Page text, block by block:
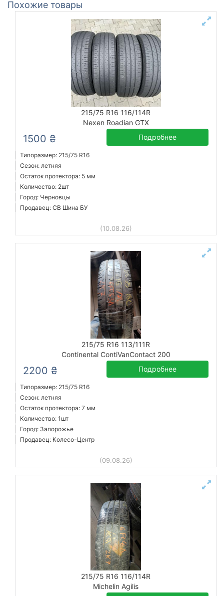
Похожие товары
215/75 R16 116/114R
Nexen Roadian GTX
1500 ₴ Подробнее
Типоразмер: 215/75 R16
Сезон: летняя
Остаток протектора: 5 мм
Количество: 2шт
Город: Черновцы
Продавец: СВ Шина БУ
(10.08.26)
215/75 R16 113/111R
Continental ContiVanContact 200
2200 ₴ Подробнее
Типоразмер: 215/75 R16
Сезон: летняя
Остаток протектора: 7 мм
Количество: 1шт
Город: Запорожье
Продавец: Колесо-Центр
(09.08.26)
215/75 R16 116/114R
Michelin Agilis